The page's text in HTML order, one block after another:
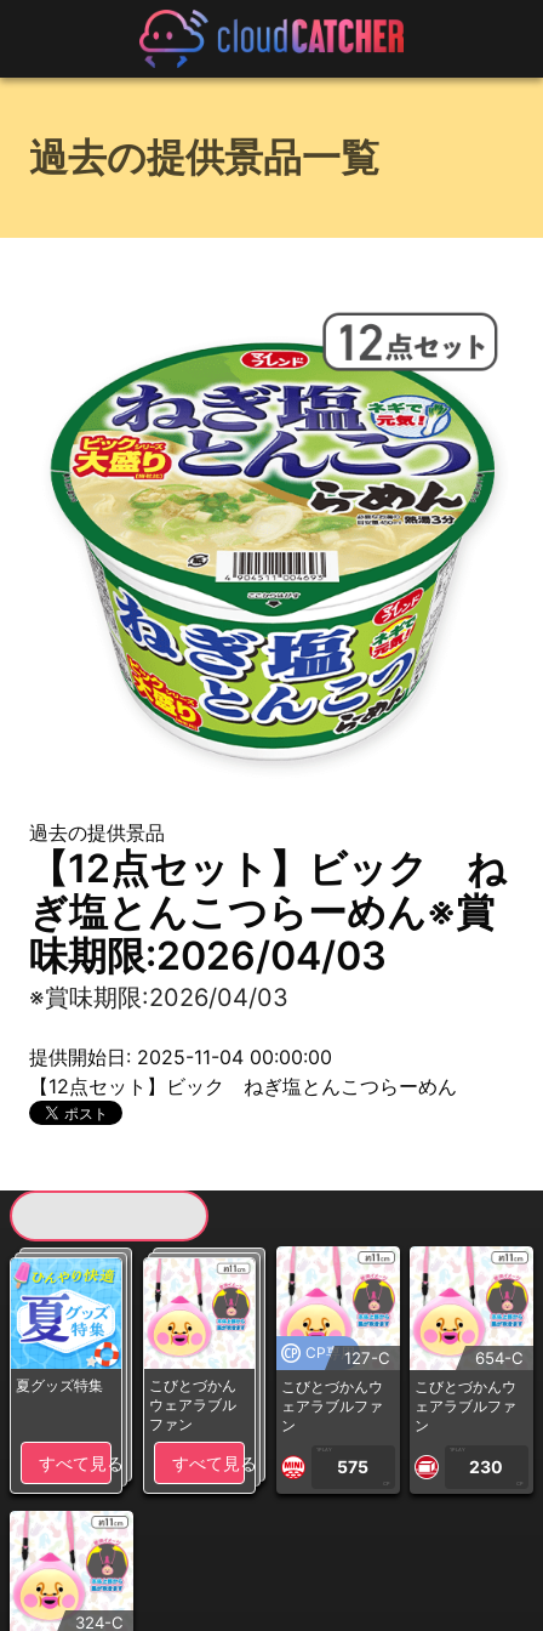
過去の提供景品一覧
過去の提供景品
【12点セット】ビック ね
ぎ塩とんこつらーめん※賞
味期限:2026/04/03
※賞味期限:2026/04/03
提供開始日: 2025-11-04 00:00:00
【12点セット】ビック ねぎ塩とんこつらーめん
夏グッズ特集
すべて見る
こびとづかん
ウェアラブル
ファン
すべて見る
CP専用127-C
こびとづかんウ
ェアラブルファ
ン
1PLAY
575
CP
654-C
こびとづかんウ
ェアラブルファ
ン
1PLAY
230
CP
324-C